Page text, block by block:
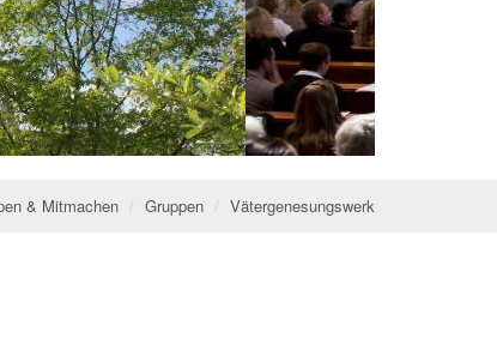
& Mitmachen Gruppen Vätergenesungswerk